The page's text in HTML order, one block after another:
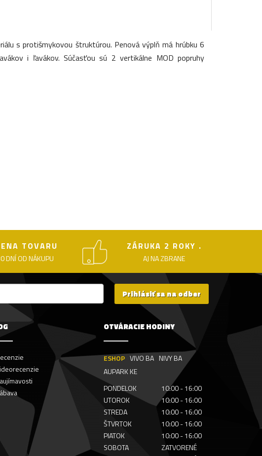
s protišmykovou štruktúrou. Penová výplň má hrúbku 6
i ľavákov. Súčasťou sú 2 vertikálne MOD popruhy
TOVARU
DNÍ OD NÁKUPU
ZÁRUKA 2 ROKY .
AJ NA ZBRANE
Prihlásiť sa na odber
OTVÁRACIE HODINY
ESHOP VIVO BA NIVY BA
AUPARK KE
PONDELOK
10:00 - 16:00
UTOROK
10:00 - 16:00
STREDA
10:00 - 16:00
ŠTVRTOK
10:00 - 16:00
PIATOK
10:00 - 16:00
SOBOTA
ZATVORENÉ